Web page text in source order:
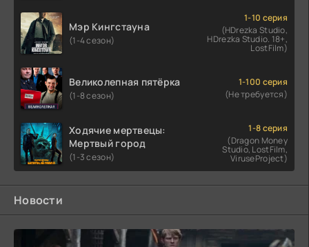
Мэр Кингстауна
(1-4 сезон)
1-10 серия
(HDrezka Studio,
HDrezka Studio. 18+,
LostFilm)
Великолепная пятёрка
(1-8 сезон)
1-100 серия
(Не требуется)
Ходячие мертвецы:
Мертвый город
(1-3 сезон)
1-8 серия
(Dragon Money
Studio, LostFilm,
ViruseProject)
Новости